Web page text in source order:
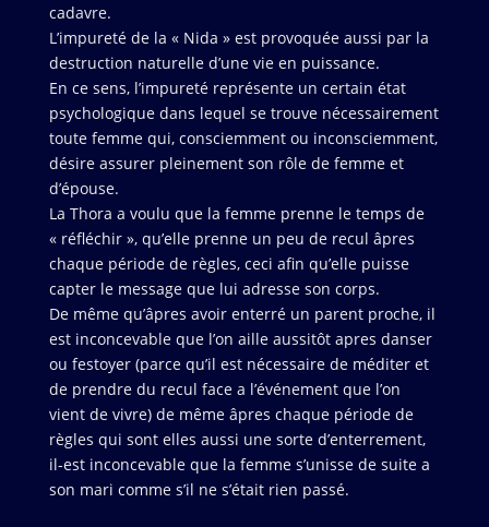
cadavre.
L’impureté de la « Nida » est provoquée aussi par la
destruction naturelle d’une vie en puissance.
En ce sens, l’impureté représente un certain état
psychologique dans lequel se trouve nécessairement
toute femme qui, consciemment ou inconsciemment,
désire assurer pleinement son rôle de femme et
d’épouse.
La Thora a voulu que la femme prenne le temps de
« réfléchir », qu’elle prenne un peu de recul âpres
chaque période de règles, ceci afin qu’elle puisse
capter le message que lui adresse son corps.
De même qu’âpres avoir enterré un parent proche, il
est inconcevable que l’on aille aussitôt apres danser
ou festoyer (parce qu’il est nécessaire de méditer et
de prendre du recul face a l’événement que l’on
vient de vivre) de même âpres chaque période de
règles qui sont elles aussi une sorte d’enterrement,
il-est inconcevable que la femme s’unisse de suite a
son mari comme s’il ne s’était rien passé.